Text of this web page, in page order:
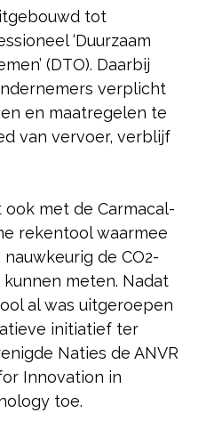
tot
‘Duurzaam
(DTO). Daarbij
verplicht
en maatregelen te
van vervoer, verblijf
met de Carmacal-
rekentool waarmee
de CO2-
meten. Nadat
al was uitgeroepen
initiatief ter
Naties de ANVR
Innovation in
toe.